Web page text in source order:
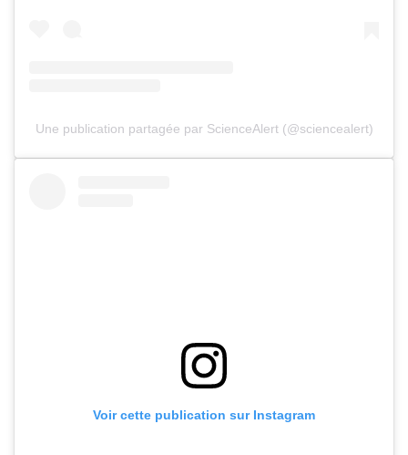
Une publication partagée par ScienceAlert (@sciencealert)
Voir cette publication sur Instagram